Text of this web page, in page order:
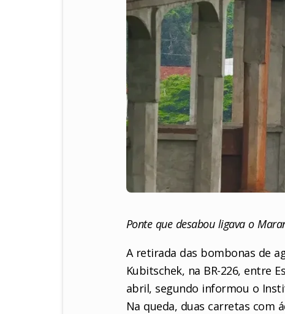
Ponte que desabou ligava o
A retirada das bombonas de
Kubitschek, na BR-226, entre
abril, segundo informou o
Na queda, duas carretas com